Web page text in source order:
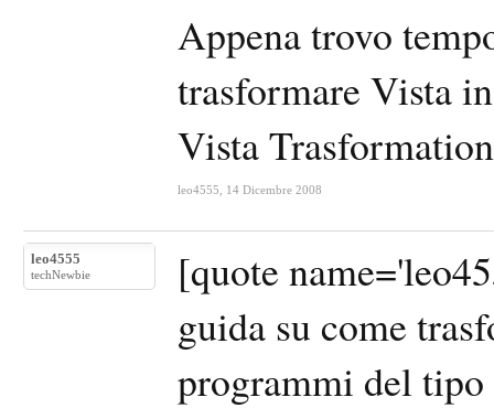
Appena trovo
trasformare Vista
Vista
leo4555 14 Dicembre 2008
leo4555
techNewbie
[quote
guida su come
programmi del